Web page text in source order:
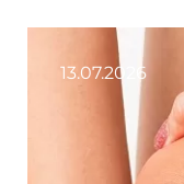
13.07.2026